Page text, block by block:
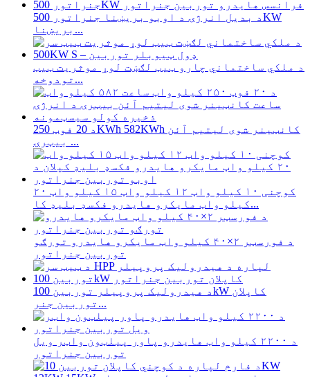
د بدیل انرژۍ د اوبو بریښنا جنراتور 500KW
بریښنا...
د ملکي ساختماني چارو ټیټ لګښت لوړ موثریت ټیټ
تودوخه...
د 20 فوټ 250KWh 582KWh کانټینر شوی لیتیم آئن
بیټرۍ ...
کوچنی ۱۰ کیلو واټ ۱۲ کیلو واټ ۱۵ کیلو واټ ۲۰
کیلو واټ مایکرو هایدرو فکسډ بلیډ کا...
د فورسټر ۲×۴۰ کیلو واټ مایکرو هایدرو تورګو
توربین جنراتور
د هیدرولیک پروپیلر توربین 100kW کاپلان
توربین جنر...
د ۲۲۰۰ کیلو واټ هایدرو پاور پیلټون واټر ویل
توربین جنراتور